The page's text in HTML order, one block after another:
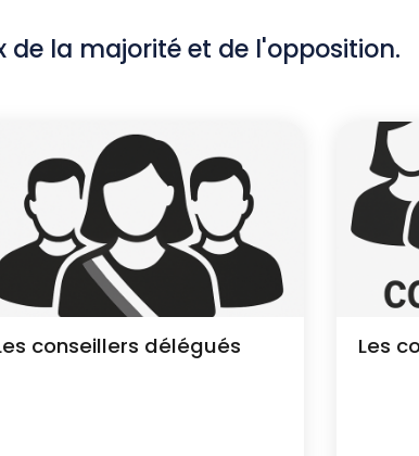
la majorité et de l'opposition.
conseillers délégués Les